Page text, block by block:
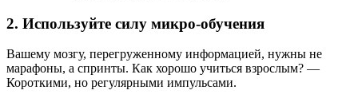
2. Используйте силу микро-обучения
Вашему мозгу, перегруженному информацией, нужны не
марафоны, а спринты. Как хорошо учиться взрослым? —
Короткими, но регулярными импульсами.